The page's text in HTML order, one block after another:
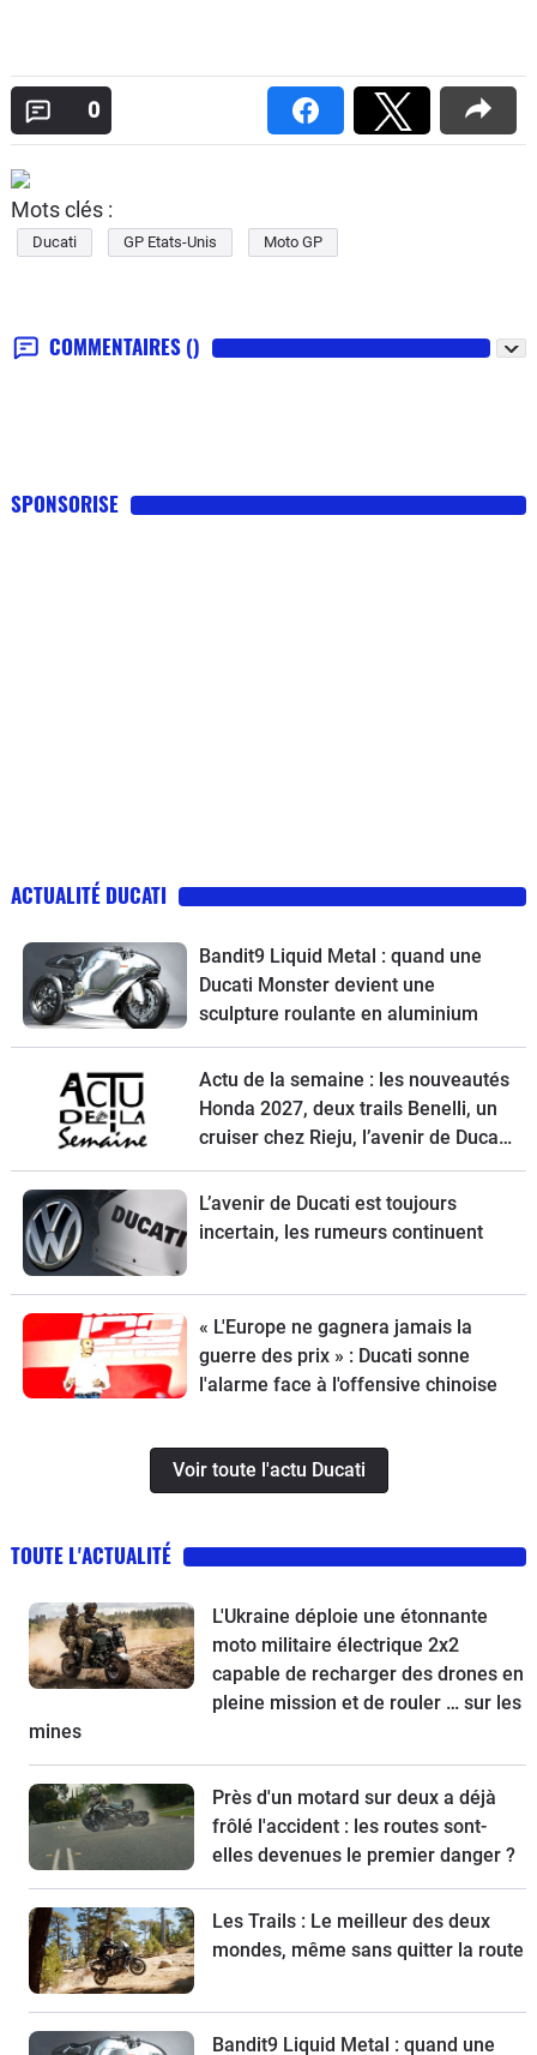
0
Mots clés :
Ducati GP Etats-Unis Moto GP
COMMENTAIRES ()
SPONSORISE
ACTUALITÉ DUCATI
Bandit9 Liquid Metal : quand une
Ducati Monster devient une
sculpture roulante en aluminium
Actu de la semaine : les nouveautés
Honda 2027, deux trails Benelli, un
cruiser chez Rieju, l’avenir de Ducati
et la Norton Atlas à l’essai
L’avenir de Ducati est toujours
incertain, les rumeurs continuent
« L'Europe ne gagnera jamais la
guerre des prix » : Ducati sonne
l'alarme face à l'offensive chinoise
Voir toute l'actu Ducati
TOUTE L'ACTUALITÉ
L'Ukraine déploie une étonnante
moto militaire électrique 2x2
capable de recharger des drones en
pleine mission et de rouler … sur les
mines
Près d'un motard sur deux a déjà
frôlé l'accident : les routes sont-
elles devenues le premier danger ?
Les Trails : Le meilleur des deux
mondes, même sans quitter la route
Bandit9 Liquid Metal : quand une